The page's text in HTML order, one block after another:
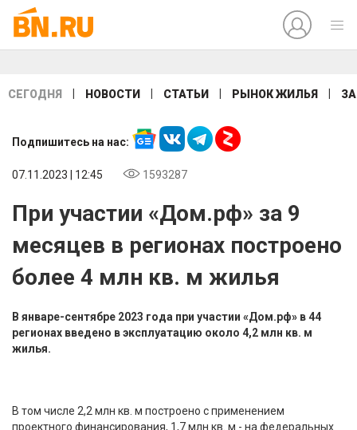
СЕГОДНЯ НОВОСТИ СТАТЬИ РЫНОК ЖИЛЬЯ
Подпишитесь на нас:
07.11.2023 | 12:45 1593287
При участии «Дом.рф» за 9
месяцев в регионах построено
более 4 млн кв. м жилья
В январе-сентябре 2023 года при участии «Дом.рф» в 44
регионах введено в эксплуатацию около 4,2 млн кв. м
жилья.
В том числе 2,2 млн кв. м построено с применением
проектного финансирования, 1,7 млн кв. м - на федеральных